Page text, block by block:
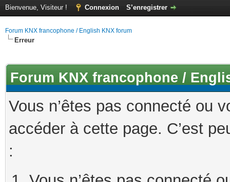
Bienvenue, Visiteur ! Connexion S’enregistrer
Forum KNX francophone / English KNX forum
Erreur
Forum KNX francophone /
Vous n’êtes pas connecté ou
accéder à cette page. C’est
: